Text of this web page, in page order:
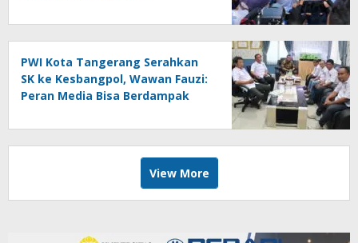
PWI Kota Tangerang Serahkan
SK ke Kesbangpol, Wawan Fauzi:
Peran Media Bisa Berdampak
View More